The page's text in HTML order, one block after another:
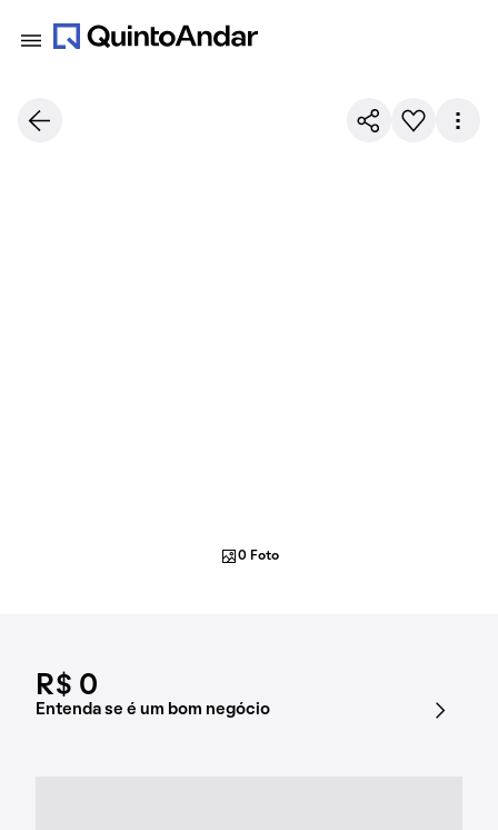
R$ 0
Entenda se é um bom negócio
0 Foto